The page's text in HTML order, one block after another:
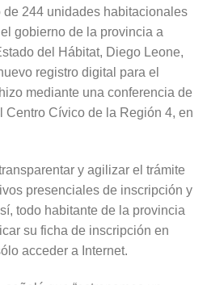
244 unidades habitacionales
gobierno de la provincia a
del Hábitat, Diego Leone,
registro digital para el
mediante una conferencia de
Centro Cívico de la Región 4, en
y agilizar el trámite
presenciales de inscripción y
todo habitante de la provincia
su ficha de inscripción en
acceder a Internet.